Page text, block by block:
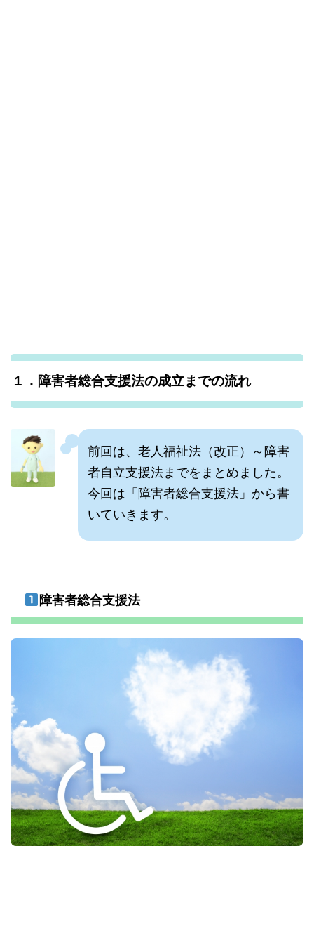
１．障害者総合支援法の成立までの流れ
前回は、老人福祉法（改正）～障害
者自立支援法までをまとめました。
今回は「障害者総合支援法」から書
いていきます。
障害者総合支援法